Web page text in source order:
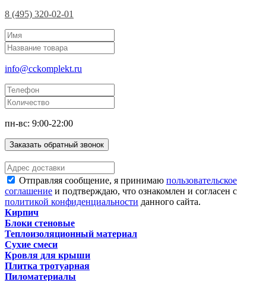
8 (495) 320-02-01
info@cckomplekt.ru
пн-вс: 9:00-22:00
Заказать обратный звонок
Отправляя сообщение, я принимаю пользовательское
соглашение и подтверждаю, что ознакомлен и согласен с
политикой конфиденциальности данного сайта.
Кирпич
Блоки стеновые
Теплоизоляционный материал
Сухие смеси
Кровля для крыши
Плитка тротуарная
Пиломатериалы